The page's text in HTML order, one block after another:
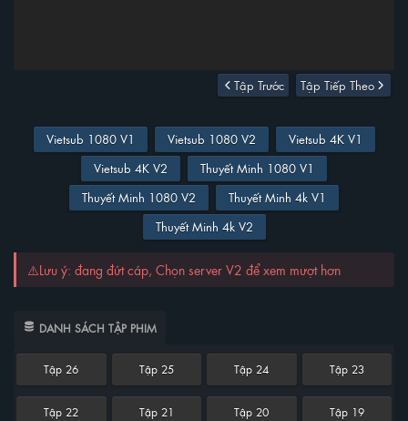
Tập Trước Tập Tiếp Theo
Vietsub 1080 V1 Vietsub 1080 V2
Vietsub 4K V1
Vietsub 4K V2
Thuyết Minh 1080 V1
Thuyết Minh 1080 V2
Thuyết Minh 4k V1
Thuyết Minh 4k V2
⚠️Lưu ý: đang đứt cáp, Chọn server V2 để xem mượt hơn
DANH SÁCH TẬP PHIM
Tập 26 Tập 25 Tập 24 Tập 23
Tập 22 Tập 21 Tập 20 Tập 19